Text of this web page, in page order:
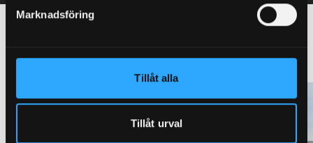
Marknadsföring
Tillåt alla
Tillåt urval